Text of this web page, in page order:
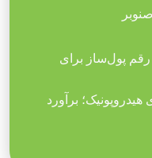
گرانترین انگور ایران؛ معرفی ۵ رقم پول‌ساز برای
گلخانه ۱۰۰۰ متری هیدروپونیک؛ برآورد